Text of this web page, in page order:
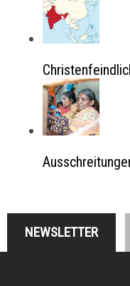
NEWSLETTER